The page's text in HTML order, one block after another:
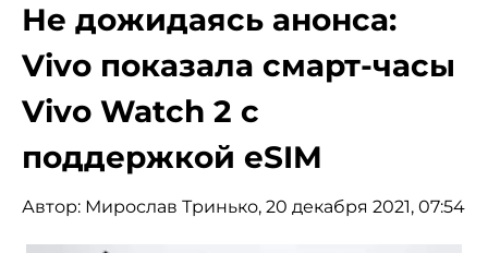
Не дожидаясь анонса:
Vivo показала смарт-часы
Vivo Watch 2 с
поддержкой eSIM
Автор: Мирослав Тринько, 20 декабря 2021, 07:54